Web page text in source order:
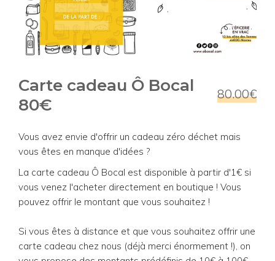
80.00€
Carte cadeau Ô Bocal
80€
Vous avez envie d'offrir un cadeau zéro déchet mais
vous êtes en manque d'idées ?
La carte cadeau Ô Bocal est disponible à partir d'1€ si
vous venez l'acheter directement en boutique ! Vous
pouvez offrir le montant que vous souhaitez !
Si vous êtes à distance et que vous souhaitez offrir une
carte cadeau chez nous (déjà merci énormement !), on